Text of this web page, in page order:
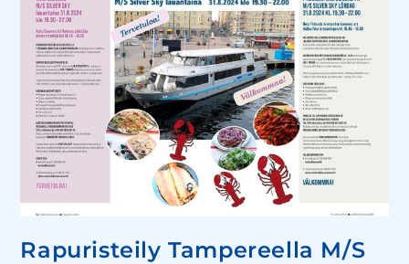
Rapuristeily Tampereella M/S